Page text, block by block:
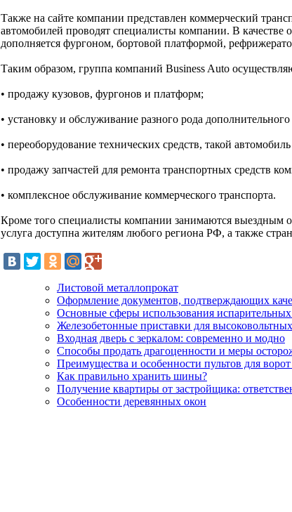
Также на сайте компании представлен коммерческий
автомобилей проводят специалисты компании. В качестве
дополняется фургоном, бортовой платформой,
Таким образом, группа компаний Business Auto
• продажу кузовов, фургонов и платформ;
• установку и обслуживание разного рода
• переоборудование технических средств, такой
• продажу запчастей для ремонта транспортных средств
• комплексное обслуживание коммерческого транспорта.
Кроме того специалисты компании занимаются выездным
услуга доступна жителям любого региона РФ, а также
Листовой металлопрокат
Оформление документов, подтверждающих
Основные сферы использования испарительных
Железобетонные приставки для
Входная дверь с зеркалом: современно и модно
Способы продать драгоценности и меры
Преимущества и особенности пультов для
Как правильно хранить шины?
Получение квартиры от застройщика:
Особенности деревянных окон